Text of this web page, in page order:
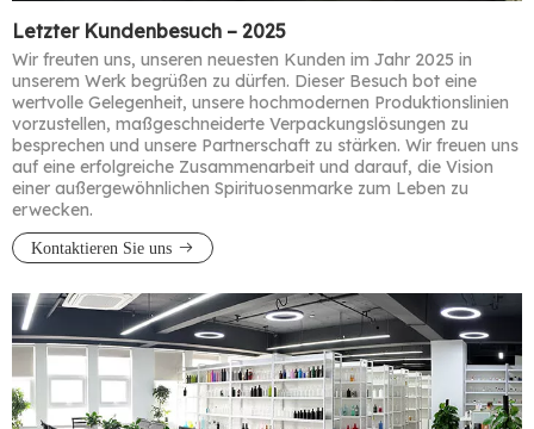
Letzter Kundenbesuch – 2025
Wir freuten uns, unseren neuesten Kunden im Jahr 2025 in
unserem Werk begrüßen zu dürfen. Dieser Besuch bot eine
wertvolle Gelegenheit, unsere hochmodernen Produktionslinien
vorzustellen, maßgeschneiderte Verpackungslösungen zu
besprechen und unsere Partnerschaft zu stärken. Wir freuen uns
auf eine erfolgreiche Zusammenarbeit und darauf, die Vision
einer außergewöhnlichen Spirituosenmarke zum Leben zu
erwecken.​​​​​​​
Kontaktieren Sie uns